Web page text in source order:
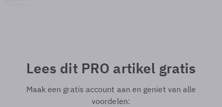
Lees dit PRO artikel gratis
Maak een gratis account aan en geniet van alle
voordelen: